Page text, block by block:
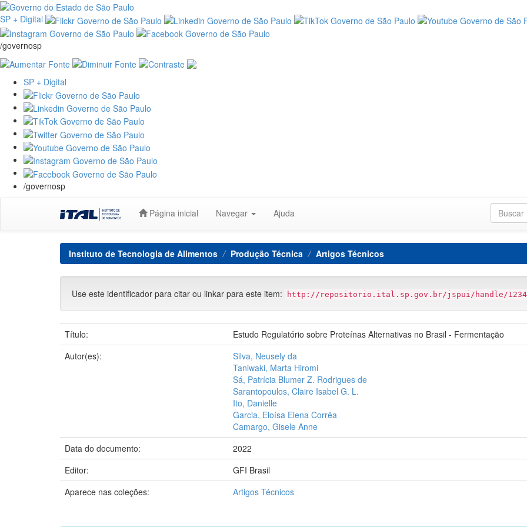
SP + Digital
/governosp
SP + Digital
/governosp
Página inicial Navegar Ajuda
Instituto de Tecnologia de Alimentos Produção Técnica Artigos Técnicos
Use este identificador para citar ou linkar para este item: http://repositorio.ital.sp.gov.br/jspui/handle/
Título:
Estudo Regulatório sobre Proteínas Alternativas no Brasil - Fermentação
Autor(es):
Silva, Neusely da
Taniwaki, Marta Hiromi
Sá, Patrícia Blumer Z. Rodrigues de
Sarantopoulos, Claire Isabel G. L.
Ito, Danielle
Garcia, Eloísa Elena Corrêa
Camargo, Gisele Anne
Data do documento:
2022
Editor:
GFI Brasil
Aparece nas coleções:
Artigos Técnicos